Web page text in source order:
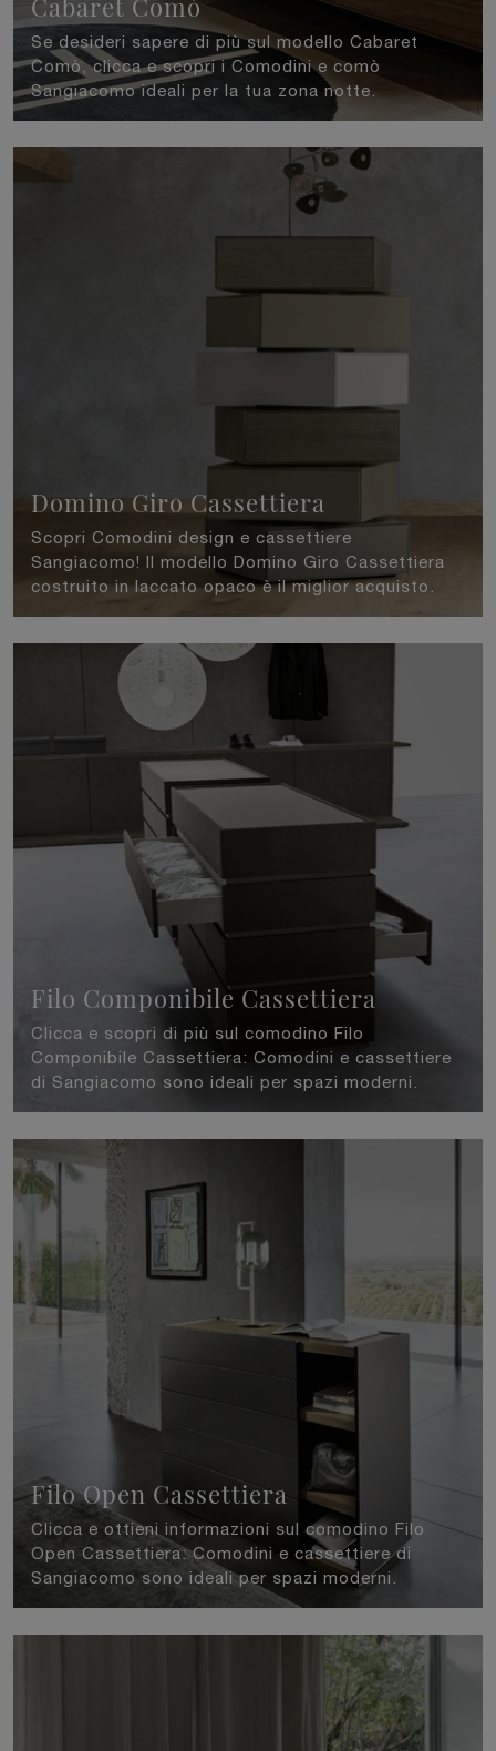
Se desideri sapere di più sul modello Cabaret
Comò, clicca e scopri i Comodini e comò
Sangiacomo ideali per la tua zona notte.
Domino Giro Cassettiera
Scopri Comodini design e cassettiere
Sangiacomo! Il modello Domino Giro Cassettiera
costruito in laccato opaco è il miglior acquisto.
Filo Componibile Cassettiera
Clicca e scopri di più sul comodino Filo
Componibile Cassettiera: Comodini e cassettiere
di Sangiacomo sono ideali per spazi moderni.
Filo Open Cassettiera
Clicca e ottieni informazioni sul comodino Filo
Open Cassettiera: Comodini e cassettiere di
Sangiacomo sono ideali per spazi moderni.